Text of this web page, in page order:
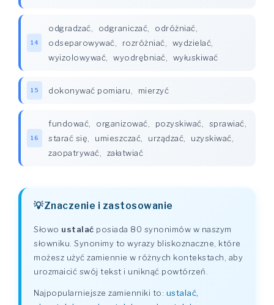
14
odgradzać odgraniczać odróżniać
odseparowywać
rozróżniać wydzielać
wyizolowywać
wyodrębniać wyłuskiwać
15 dokonywać pomiaru mierzyć
16
fundować organizować pozyskiwać sprawiać
starać się
umieszczać urządzać uzyskiwać
zaopatrywać
załatwiać
Znaczenie i zastosowanie
Słowo ustalać posiada 80 synonimów w naszym
słowniku. Synonimy to wyrazy bliskoznaczne, które
możesz użyć zamiennie w różnych kontekstach, aby
urozmaicić swój tekst i uniknąć powtórzeń.
Najpopularniejsze zamienniki to: ustalać,